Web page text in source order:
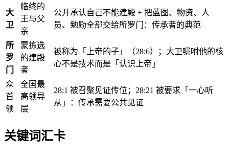
大
卫
临终的
王与父
亲
公开承认自己不能建殿 + 把蓝图、物资、人
员、勉励全部交给所罗门：传承者的典范
所
罗
门
蒙拣选
的建殿
者
被称为「上帝的子」（28:6）；大卫嘱咐他的核
心不是技术而是「认识上帝」
众
首
领
全国最
高领导
层
28:1 被召聚见证传位；28:21 被要求「一心听
从」：传承需要公共见证
关键词汇卡